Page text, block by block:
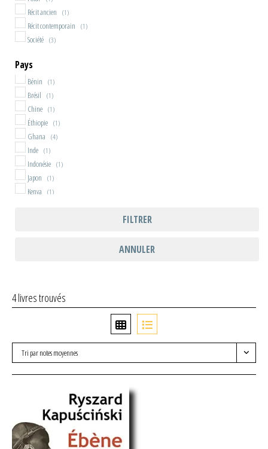
4 livres trouvés
Tri par notes moyennes
Récit ancien (1)
Récit contemporain (1)
Société (3)
Pays
Bénin (1)
Brésil (1)
Chine (1)
Éthiopie (1)
Ghana (4)
Inde (1)
Indonésie (1)
Japon (1)
Kenya (1)
FILTRER
ANNULER